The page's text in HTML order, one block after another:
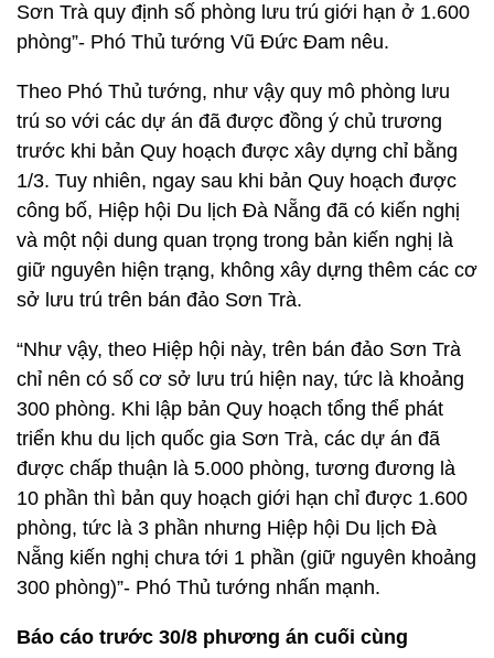
Sơn Trà quy định số phòng lưu trú giới hạn ở 1.600
phòng”- Phó Thủ tướng Vũ Đức Đam nêu.
Theo Phó Thủ tướng, như vậy quy mô phòng lưu
trú so với các dự án đã được đồng ý chủ trương
trước khi bản Quy hoạch được xây dựng chỉ bằng
1/3. Tuy nhiên, ngay sau khi bản Quy hoạch được
công bố, Hiệp hội Du lịch Đà Nẵng đã có kiến nghị
và một nội dung quan trọng trong bản kiến nghị là
giữ nguyên hiện trạng, không xây dựng thêm các cơ
sở lưu trú trên bán đảo Sơn Trà.
“Như vậy, theo Hiệp hội này, trên bán đảo Sơn Trà
chỉ nên có số cơ sở lưu trú hiện nay, tức là khoảng
300 phòng. Khi lập bản Quy hoạch tổng thể phát
triển khu du lịch quốc gia Sơn Trà, các dự án đã
được chấp thuận là 5.000 phòng, tương đương là
10 phần thì bản quy hoạch giới hạn chỉ được 1.600
phòng, tức là 3 phần nhưng Hiệp hội Du lịch Đà
Nẵng kiến nghị chưa tới 1 phần (giữ nguyên khoảng
300 phòng)”- Phó Thủ tướng nhấn mạnh.
Báo cáo trước 30/8 phương án cuối cùng